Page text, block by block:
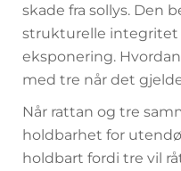
skade fra sollys. Den
strukturelle
eksponering.
med tre når det
Når rattan og tre
holdbarhet for
holdbart fordi tre vil